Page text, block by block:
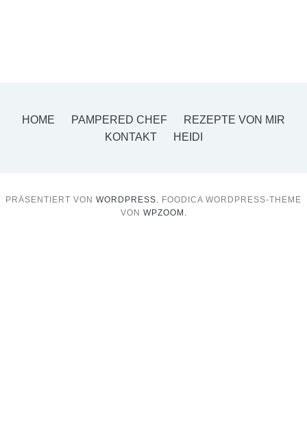
HOME PAMPERED CHEF
REZEPTE VON MIR
KONTAKT
HEIDI
PRÄSENTIERT VON WORDPRESS.
FOODICA WORDPRESS-THEME
VON WPZOOM.